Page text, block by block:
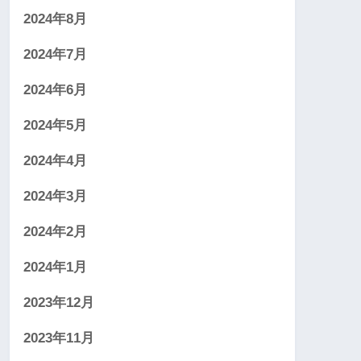
2024年8月
2024年7月
2024年6月
2024年5月
2024年4月
2024年3月
2024年2月
2024年1月
2023年12月
2023年11月